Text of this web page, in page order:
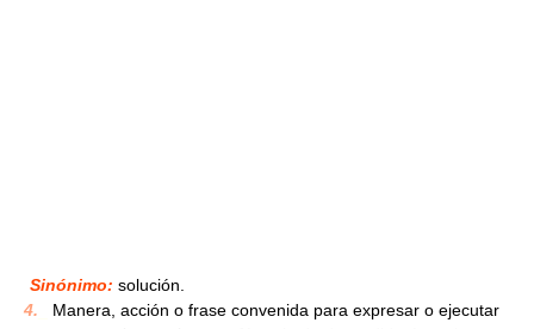
Sinónimo: solución.
4.
Manera, acción o frase convenida para expresar o ejecutar